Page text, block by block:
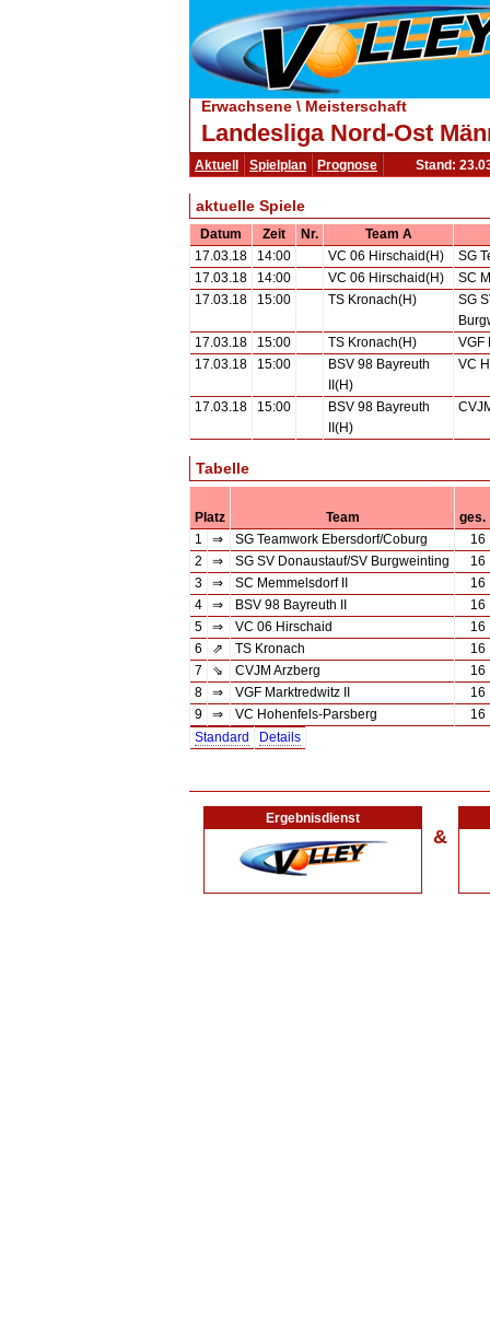
Erwachsene \ Meisterschaft
Landesliga Nord-Ost
Aktuell Spielplan Prognose Stand:
aktuelle Spiele
Datum Zeit Nr.
Team A
17.03.18
14:00 VC 06 Hirschaid(H)
SG
17.03.18
14:00 VC 06 Hirschaid(H)
SC
17.03.18
15:00 TS Kronach(H)
SG
17.03.18
15:00 TS Kronach(H)
VGF
17.03.18
15:00
BSV 98 Bayreuth
II(H)
VC
17.03.18 15:00
BSV 98 Bayreuth
II(H)
Tabelle
Platz Team
ges.
1
⇒ SG Teamwork Ebersdorf/Coburg
16
2
⇒ SG SV Donaustauf/SV Burgweinting
16
3
⇒ SC Memmelsdorf II
16
4
⇒ BSV 98 Bayreuth II
16
5
⇒ VC 06 Hirschaid
16
6
⇗ TS Kronach
16
7
⇘ CVJM Arzberg
16
8
⇒ VGF Marktredwitz II
16
9
⇒ VC Hohenfels-Parsberg
16
Standard
Details
Ergebnisdienst
&